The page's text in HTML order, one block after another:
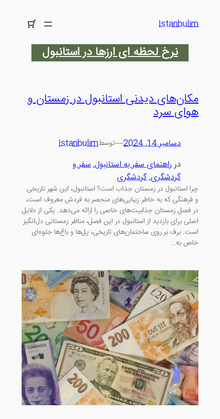
Istanbulim
نرخ لحظه ای ارزها در استانبول
مکان‌های دیدنی استانبول در زمستان و
هوای سرد
دسامبر 14, 2024 —توسطIstanbulim
در راهنمای سفر به استانبول, سفر و
گردشگری, گردشگری
چرا استانبول در زمستان جذاب است؟ استانبول، این شهر تاریخی
و فرهنگی که به خاطر زیبایی‌های منحصر به فردش معروف است،
در فصل زمستان جذابیت‌های خاصی را ارائه می‌دهد. یکی از دلایل
اصلی برای بازدید از استانبول در این فصل، مناظر زمستانی دل‌انگیز
است. برف بر روی ساختمان‌های تاریخی، پل‌ها و باغ‌ها جلوه‌ای
خاص به…